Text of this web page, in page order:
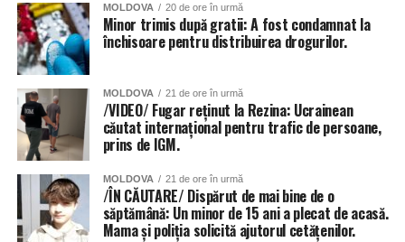
MOLDOVA 20 de ore în urmă
Minor trimis după gratii: A fost condamnat la
închisoare pentru distribuirea drogurilor.
MOLDOVA 21 de ore în urmă
/VIDEO/ Fugar reținut la Rezina: Ucrainean
căutat internațional pentru trafic de persoane,
prins de IGM.
MOLDOVA 21 de ore în urmă
/ÎN CĂUTARE/ Dispărut de mai bine de o
săptămână: Un minor de 15 ani a plecat de acasă.
Mama și poliția solicită ajutorul cetățenilor.